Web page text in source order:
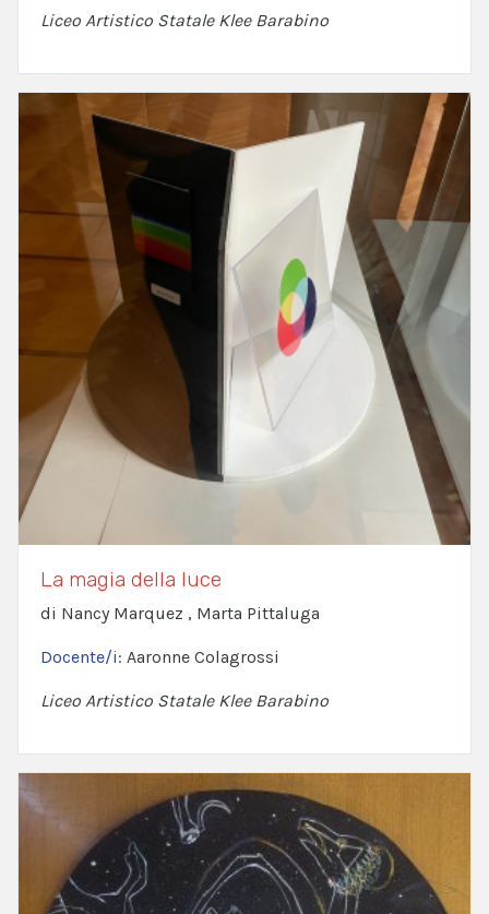
Liceo Artistico Statale Klee Barabino
La magia della luce
di Nancy Marquez , Marta Pittaluga
Docente/i: Aaronne Colagrossi
Liceo Artistico Statale Klee Barabino